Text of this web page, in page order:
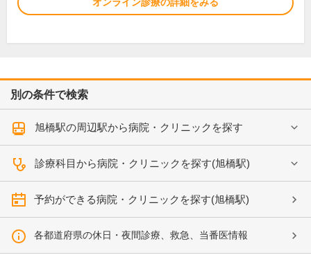
別の条件で検索
旭橋駅の周辺駅から病院・クリニックを探す
診療科目から病院・クリニックを探す(旭橋駅)
予約ができる病院・クリニックを探す(旭橋駅)
各都道府県の休日・夜間診療、救急、当番医情報